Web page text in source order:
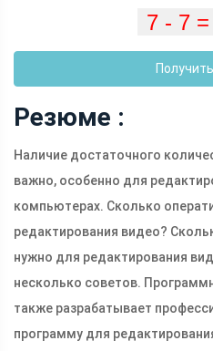
Резюме :
Наличие достаточного
важно, особенно для
компьютерах. Сколько
редактирования видео?
нужно для редактирования
несколько советов.
также разрабатывает
программу для